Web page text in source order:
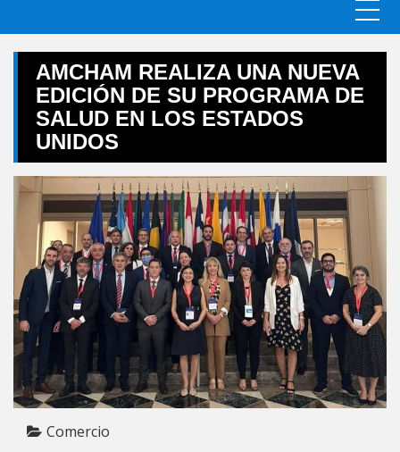
AMCHAM REALIZA UNA NUEVA
EDICIÓN DE SU PROGRAMA DE
SALUD EN LOS ESTADOS
UNIDOS
Comercio